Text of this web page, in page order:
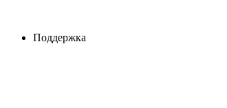
Поддержка